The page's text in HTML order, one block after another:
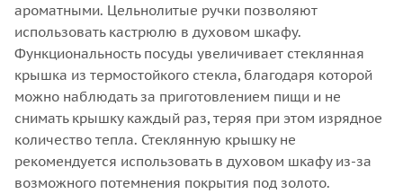
ароматными. Цельнолитые ручки позволяют
использовать кастрюлю в духовом шкафу.
Функциональность посуды увеличивает стеклянная
крышка из термостойкого стекла, благодаря которой
можно наблюдать за приготовлением пищи и не
снимать крышку каждый раз, теряя при этом изрядное
количество тепла. Стеклянную крышку не
рекомендуется использовать в духовом шкафу из-за
возможного потемнения покрытия под золото.